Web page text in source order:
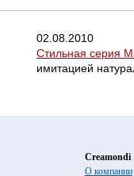
02.08.2010
Стильная серия
имитацией
Creamondi
О компании